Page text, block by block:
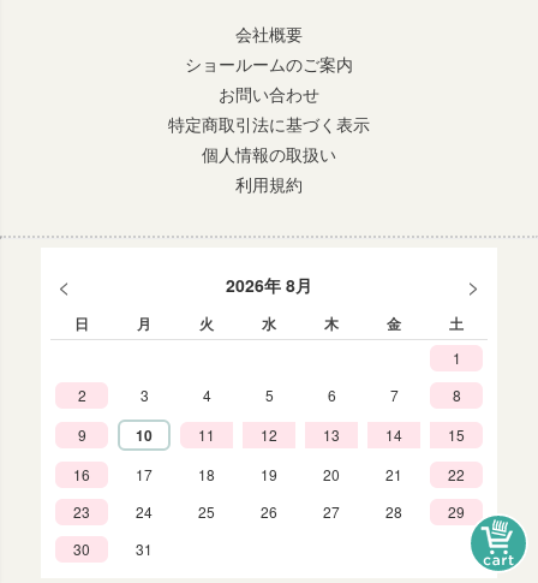
会社概要
ショールームのご案内
お問い合わせ
特定商取引法に基づく表示
個人情報の取扱い
利用規約
< 2026年 8月 >
日 月 火 水 木 金 土
1
2
3 4 5 6 7
8
9
10 11 12 13 14
15
16
17 18 19 20 21
22
23
24 25 26 27 28
29
30
31